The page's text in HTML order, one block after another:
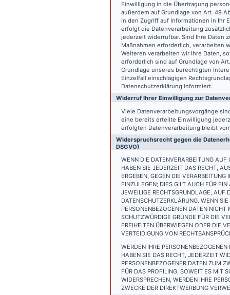
Einwilligung in die Übertragung
außerdem auf Grundlage von Art. 49
in den Zugriff auf Informationen in Ihr
erfolgt die Datenverarbeitung
jederzeit widerrufbar. Sind Ihre Daten
Maßnahmen erforderlich, verarbeiten
Weiteren verarbeiten wir Ihre Daten,
erforderlich sind auf Grundlage von
Grundlage unseres berechtigten
Einzelfall einschlägigen
Datenschutzerklärung informiert.
Widerruf Ihrer Einwilligung zur
Viele Datenverarbeitungsvorgänge
eine bereits erteilte Einwilligung
erfolgten Datenverarbeitung bleibt
Widerspruchsrecht gegen die
DSGVO)
WENN DIE DATENVERARBEITUNG
HABEN SIE JEDERZEIT DAS RECHT,
ERGEBEN, GEGEN DIE
EINZULEGEN; DIES GILT AUCH FÜR
JEWEILIGE RECHTSGRUNDLAGE, AUF
DATENSCHUTZERKLÄRUNG. WENN
PERSONENBEZOGENEN DATEN
SCHUTZWÜRDIGE GRÜNDE FÜR DIE
FREIHEITEN ÜBERWIEGEN ODER DIE
VERTEIDIGUNG VON
WERDEN IHRE
HABEN SIE DAS RECHT, JEDERZEIT
PERSONENBEZOGENER DATEN ZUM
FÜR DAS PROFILING, SOWEIT ES MIT
WIDERSPRECHEN, WERDEN IHRE
ZWECKE DER DIREKTWERBUNG